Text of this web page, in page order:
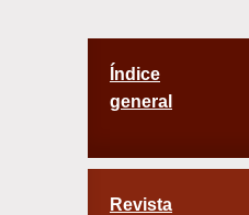
Índice
general
Revista